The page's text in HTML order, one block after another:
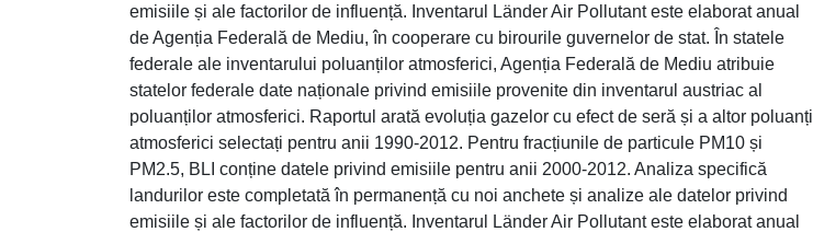
emisiile și ale factorilor de influență. Inventarul Länder Air Pollutant este elaborat anual
de Agenția Federală de Mediu, în cooperare cu birourile guvernelor de stat. În statele
federale ale inventarului poluanților atmosferici, Agenția Federală de Mediu atribuie
statelor federale date naționale privind emisiile provenite din inventarul austriac al
poluanților atmosferici. Raportul arată evoluția gazelor cu efect de seră și a altor poluanți
atmosferici selectați pentru anii 1990-2012. Pentru fracțiunile de particule PM10 și
PM2.5, BLI conține datele privind emisiile pentru anii 2000-2012. Analiza specifică
landurilor este completată în permanență cu noi anchete și analize ale datelor privind
emisiile și ale factorilor de influență. Inventarul Länder Air Pollutant este elaborat anual